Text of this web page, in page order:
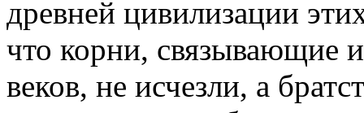
древней цивилизации
что корни, связывающие
веков, не исчезли, а